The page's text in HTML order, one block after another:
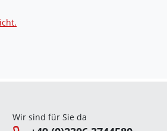
Wir sind für Sie da